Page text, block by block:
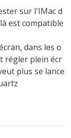
sur l'IMac d
est compatible
dans les o
régler plein écr
plus se lance